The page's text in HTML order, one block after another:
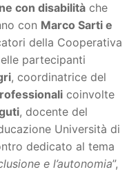
con disabilità che
con Marco Sarti e
della Cooperativa
partecipanti
, coordinatrice del
coinvolte
, docente del
Università di
dedicato al tema
e l’autonomia”,